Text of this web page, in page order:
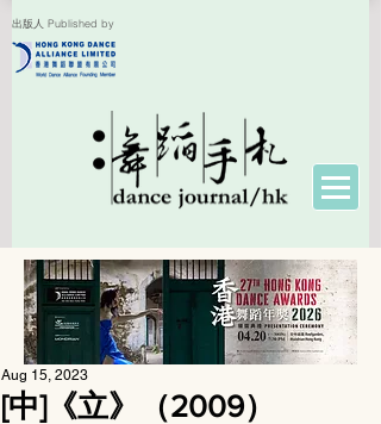
出版人 Published by
[中]《立》（2009）
Aug 15, 2023